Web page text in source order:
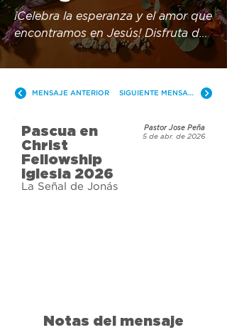
¡Celebra la esperanza y el amor que
encontramos en Jesús! Disfruta de
un mensaje que llenará tu corazón
de esperanza.
MENSAJE ANTERIOR SIGUIENTE MENSAJE
Pascua en
Christ
Fellowship
Iglesia 2026
La Señal de Jonás
Pastor Jose Peña
5 de abr. de 2026
Notas del mensaje